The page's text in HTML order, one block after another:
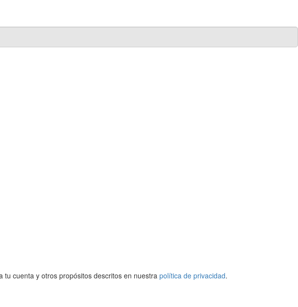
cuenta y otros propósitos descritos en nuestra política de privacidad.